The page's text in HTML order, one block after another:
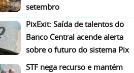
setembro
PixExit: Saída de talentos do
Banco Central acende alerta
sobre o futuro do sistema Pix
STF nega recurso e mantém